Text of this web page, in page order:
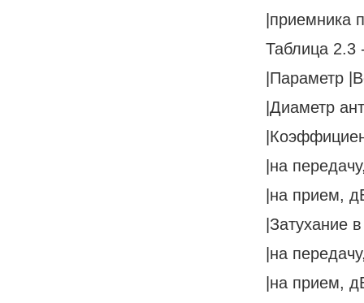
|приемника
Таблица 2.3
|Параметр
|Диаметр
|на
|на прием,
|Затухание
|на
|на прием,